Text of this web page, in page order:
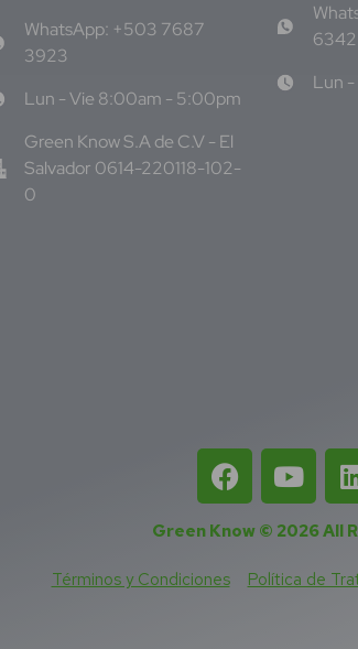
WhatsApp: +503 7687
3923
Lun - Vie 8:00am - 5:00pm
Green Know S.A de C.V - El
Salvador 0614-220118-102-
0
6342
Lun
Green Know © 2026All
Términos y Condiciones Política de